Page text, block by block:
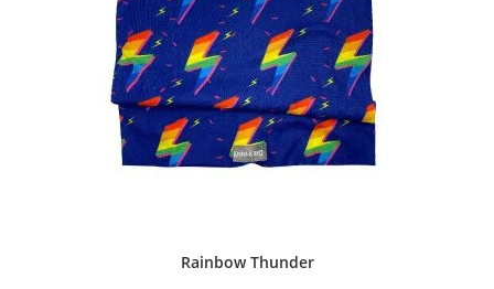
Rainbow Thunder